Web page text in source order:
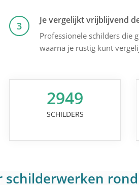
3 Je vergelijkt vrijblijvend
Professionele schilders die
waarna je rustig kunt
2949
SCHILDERS
schilderwerken